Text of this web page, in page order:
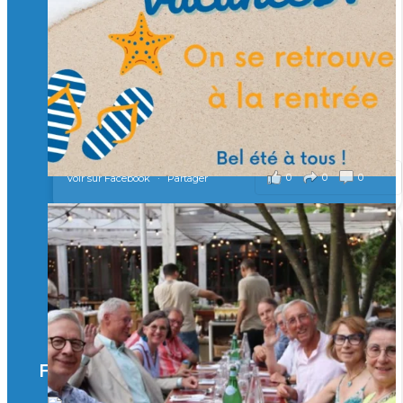
Merci à tous !
🎯 Taxe d’apprentissage 2026 : avec l'Isep, investissez pour
un numérique au service de l'humain !
À l’Isep, nous formons des ingénieurs, des bachelors, des
Mastères Spécialisés, qui allient excellence technologique et
valeurs humaines, au cœur de notre pro
...Voir plus
il y a 2 mois
0 0 0
Voir sur Facebook · Partager
🚀Afterwork à Genève 🚀
🥳 Le 22 avril dernier, 14 Alumni vivant / travaillant
en Suisse ont partagé un moment convivial de
retrouvailles et d'échanges !
Merci à tous pour votre présence et à Alexandre
CHEA pour l'organisation !
il y a 3 mois
Facebook